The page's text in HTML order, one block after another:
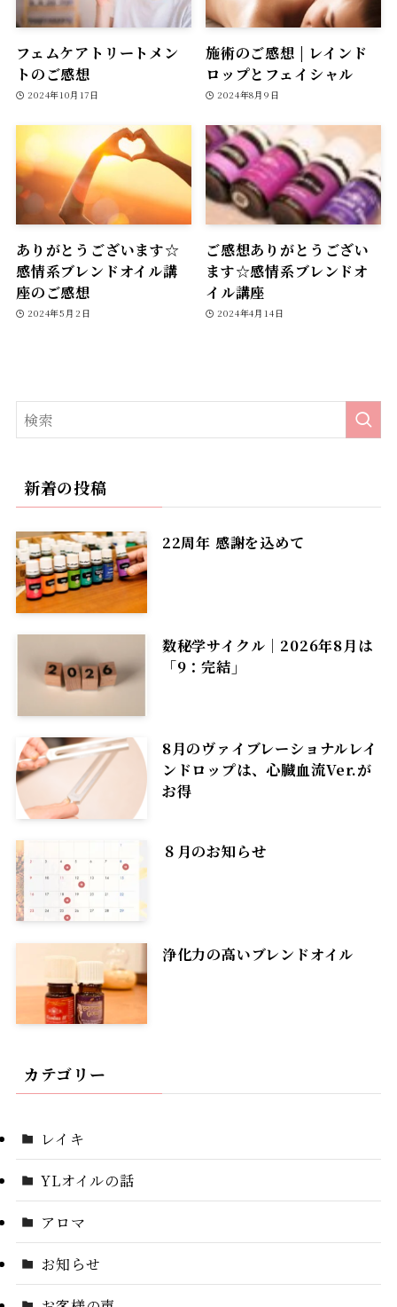
フェムケアトリートメン
トのご感想
2024年10月17日
施術のご感想 | レインド
ロップとフェイシャル
2024年8月9日
ありがとうございます☆
感情系ブレンドオイル講
座のご感想
2024年5月2日
ご感想ありがとうござい
ます☆感情系ブレンドオ
イル講座
2024年4月14日
新着の投稿
22周年 感謝を込めて
数秘学サイクル｜2026年8月は
「9：完結」
8月のヴァイブレーショナルレイ
ンドロップは、心臓血流Ver.が
お得
８月のお知らせ
浄化力の高いブレンドオイル
カテゴリー
レイキ
YLオイルの話
アロマ
お知らせ